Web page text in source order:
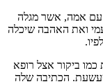
עם אמה, אשר מגלה
ואת האהבה שיכלה
כמו ביקור אצל רופא
הכתיבה שלה